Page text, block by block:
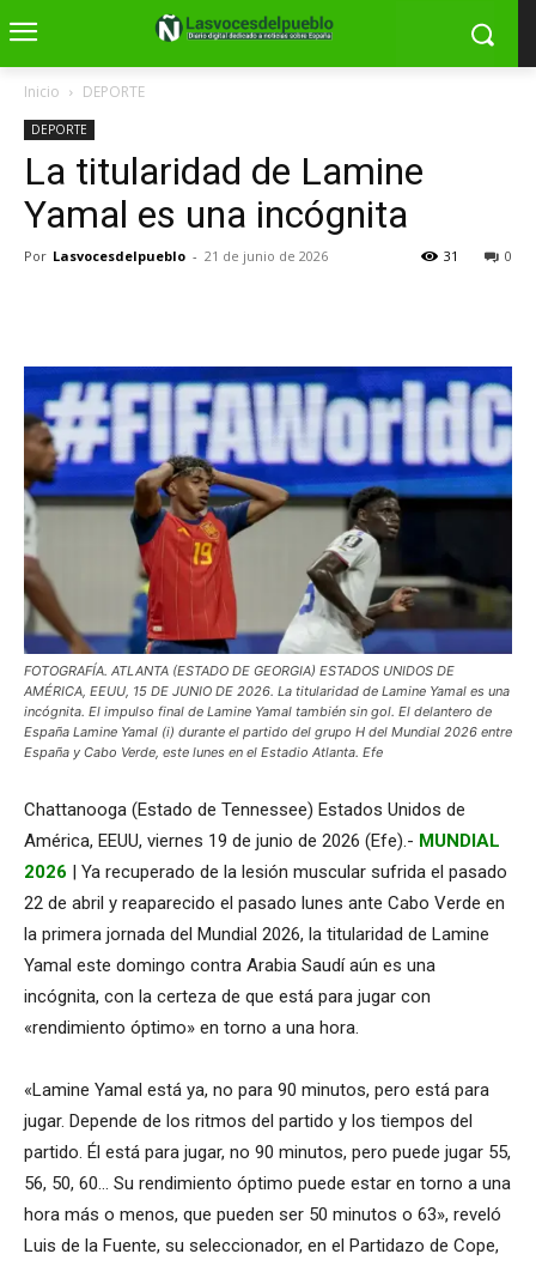
Inicio DEPORTE
DEPORTE
La titularidad de Lamine
Yamal es una incógnita
Por Lasvocesdelpueblo - 21 de junio de 2026 0
31
FOTOGRAFÍA. ATLANTA (ESTADO DE GEORGIA) ESTADOS UNIDOS DE
AMÉRICA, EEUU, 15 DE JUNIO DE 2026. La titularidad de Lamine Yamal es una
incógnita. El impulso final de Lamine Yamal también sin gol. El delantero de
España Lamine Yamal (i) durante el partido del grupo H del Mundial 2026 entre
España y Cabo Verde, este lunes en el Estadio Atlanta. Efe
Chattanooga (Estado de Tennessee) Estados Unidos de
América, EEUU, viernes 19 de junio de 2026 (Efe).- MUNDIAL
2026 | Ya recuperado de la lesión muscular sufrida el pasado
22 de abril y reaparecido el pasado lunes ante Cabo Verde en
la primera jornada del Mundial 2026, la titularidad de Lamine
Yamal este domingo contra Arabia Saudí aún es una
incógnita, con la certeza de que está para jugar con
«rendimiento óptimo» en torno a una hora.
«Lamine Yamal está ya, no para 90 minutos, pero está para
jugar. Depende de los ritmos del partido y los tiempos del
partido. Él está para jugar, no 90 minutos, pero puede jugar 55,
56, 50, 60… Su rendimiento óptimo puede estar en torno a una
hora más o menos, que pueden ser 50 minutos o 63», reveló
Luis de la Fuente, su seleccionador, en el Partidazo de Cope,